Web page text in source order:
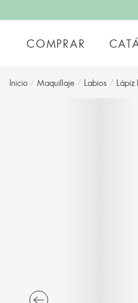
COMPRAR
Inicio / Maquillaje / Labios / Lápiz